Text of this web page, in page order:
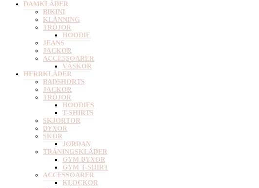
DAMKLÄDER
BIKINI
KLÄNNING
TRÖJOR
HOODIE
JEANS
JACKOR
ACCESSOARER
VÄSKOR
HERRKLÄDER
BADSHORTS
JACKOR
TRÖJOR
HOODIES
T-SHIRTS
SKJORTOR
BYXOR
SKOR
JORDAN
TRÄNINGSKLÄDER
GYM BYXOR
GYM T-SHIRT
ACCESSOARER
KLOCKOR